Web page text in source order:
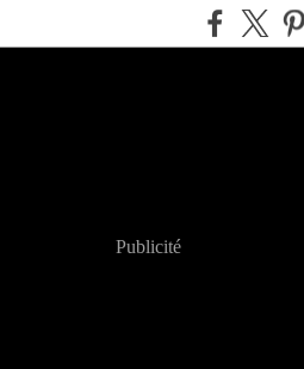
Publicité